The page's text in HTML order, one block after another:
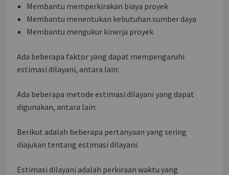
Membantu memperkirakan biaya proyek
Membantu menentukan kebutuhan sumber daya
Membantu mengukur kinerja proyek
Ada beberapa faktor yang dapat mempengaruhi
estimasi dilayani, antara lain:
Ada beberapa metode estimasi dilayani yang dapat
digunakan, antara lain:
Berikut adalah beberapa pertanyaan yang sering
diajukan tentang estimasi dilayani:
Estimasi dilayani adalah perkiraan waktu yang